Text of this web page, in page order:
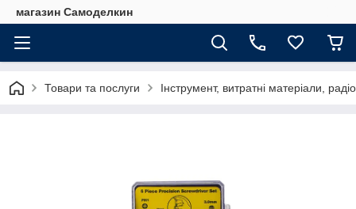
магазин Самоделкин
Товари та послуги Інструмент, витратні матеріали,